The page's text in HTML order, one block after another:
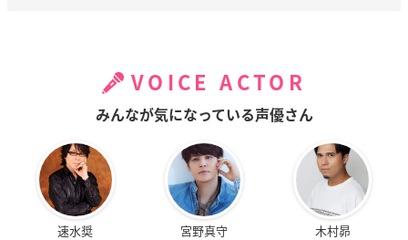
VOICE ACTOR
みんなが気になっている声優さん
速水奨 宮野真守 木村昴